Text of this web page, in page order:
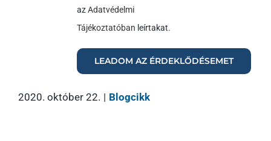
azAdatvédelmi
Tájékoztatóban leírtakat.
2020. október 22. | Blogcikk